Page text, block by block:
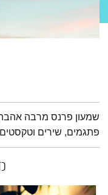
תמצית הפודקאסט
שמעון פרנס מרבה
פתגמים, שירים